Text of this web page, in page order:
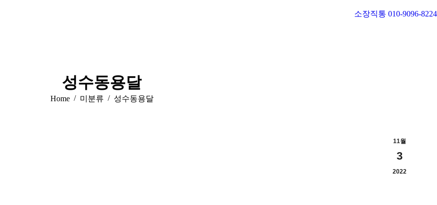
소장직통 010-9096-8224
성수동용달
You are here:
Home 미분류 성수동용달
11월
3
2022